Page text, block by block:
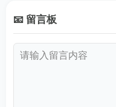
📧 留言板